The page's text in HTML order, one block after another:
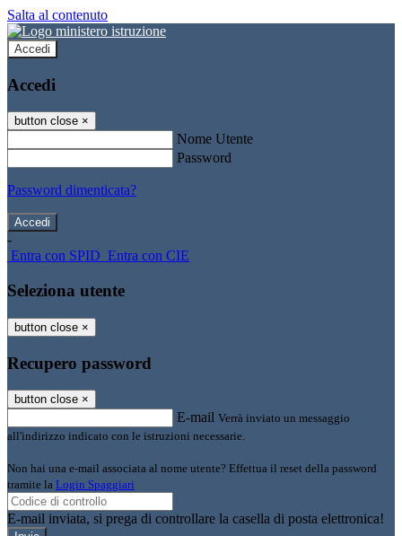
Salta al contenuto
Accedi
Accedi
button close ×
Nome Utente
Password
Password dimenticata?
-
Entra con SPID Entra con CIE
Seleziona utente
button close ×
Recupero password
button close ×
E-mail Verrà inviato un messaggio
all'indirizzo indicato con le istruzioni necessarie.
Non hai una e-mail associata al nome utente? Effettua il reset della password
tramite la Login Spaggiari
E-mail inviata, si prega di controllare la casella di posta elettronica!